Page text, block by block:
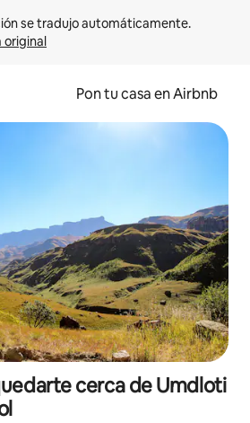
original
Pon tu casa en Airbnb
cerca de Umdloti